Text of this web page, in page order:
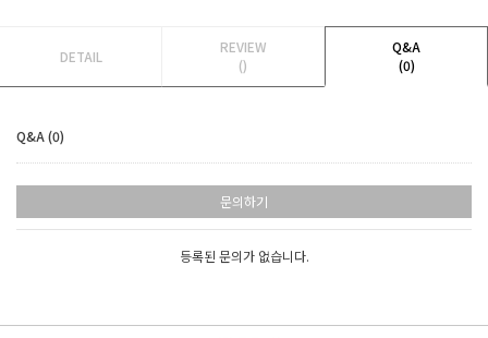
DETAIL
REVIEW
()
Q&A
(0)
Q&A (0)
문의하기
등록된 문의가 없습니다.